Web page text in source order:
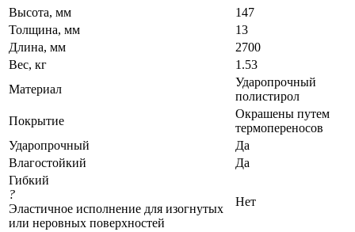
Высота, мм
147
Толщина, мм
13
Длина, мм
2700
Вес, кг
1.53
Материал
Ударопрочный
полистирол
Покрытие
Окрашены путем
термопереносов
Ударопрочный
Да
Влагостойкий
Да
Гибкий
?
Эластичное исполнение для изогнутых
или неровных поверхностей
Нет